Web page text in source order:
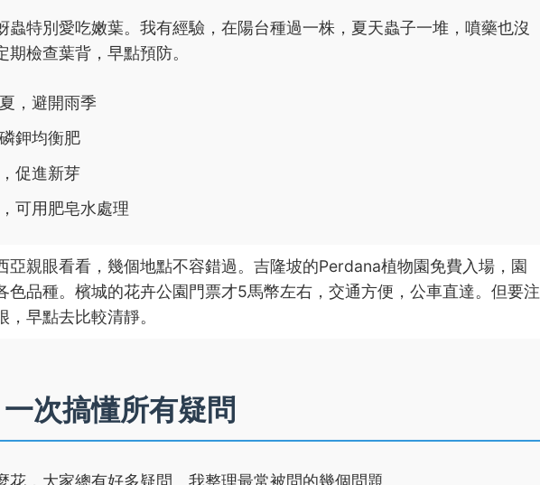
蟲特別愛吃嫩葉。我有經驗，在陽台種過一株，夏天蟲子一堆，噴藥也沒
檢查葉背，早點預防。
，避開雨季
鉀均衡肥
促進新芽
可用肥皂水處理
亞親眼看看，幾個地點不容錯過。吉隆坡的Perdana植物園免費入場，園
色品種。檳城的花卉公園門票才5馬幣左右，交通方便，公車直達。但要注
早點去比較清靜。
次搞懂所有疑問
花，大家總有好多疑問。我整理最常被問的幾個問題。